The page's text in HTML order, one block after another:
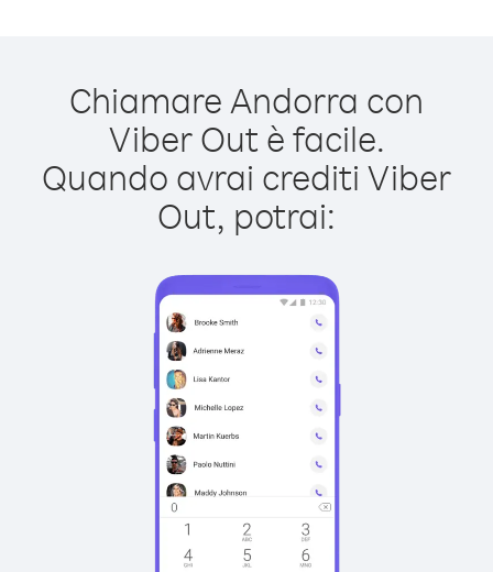
Chiamare Andorra con
Viber Out è facile.
Quando avrai crediti Viber
Out, potrai: